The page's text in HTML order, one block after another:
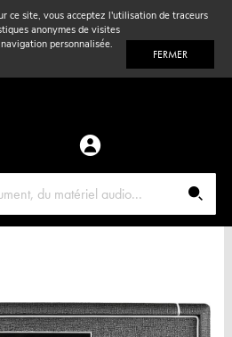
ce site, vous acceptez l'utilisation de traceurs
anonymes de visites
personnalisée.
FERMER